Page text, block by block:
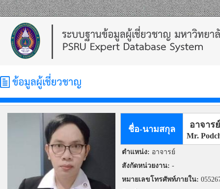
ชื่อ-นามสกุล อาจาร
Mr.
ตำแหน่ง: อาจารย์
สังกัดหน่วยงาน: -
หมายเลขโทรศัพท์ภายใน: